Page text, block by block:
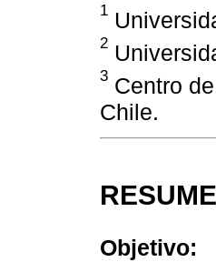
1
2
3 Centro
Chile.
Objetivo: